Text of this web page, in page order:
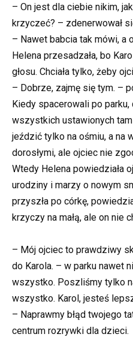
– On jest dla ciebie nikim,
krzyczeć? – zdenerwował
– Nawet babcia tak mówi, a
Helena przesadzała, bo
głosu. Chciała tylko, żeby
– Dobrze, zajmę się tym. –
Kiedy spacerowali po
wszystkich ustawionych
jeździć tylko na ośmiu, a na
dorosłymi, ale ojciec nie
Wtedy Helena powiedziała
urodziny i marzy o nowym
przyszła po córkę,
krzyczy na małą, ale on nie
– Mój ojciec to prawdziwy
do Karola. – w parku nawet
wszystko. Poszliśmy tylko
wszystko. Karol, jesteś
– Naprawmy błąd twojego
centrum rozrywki dla dzieci.